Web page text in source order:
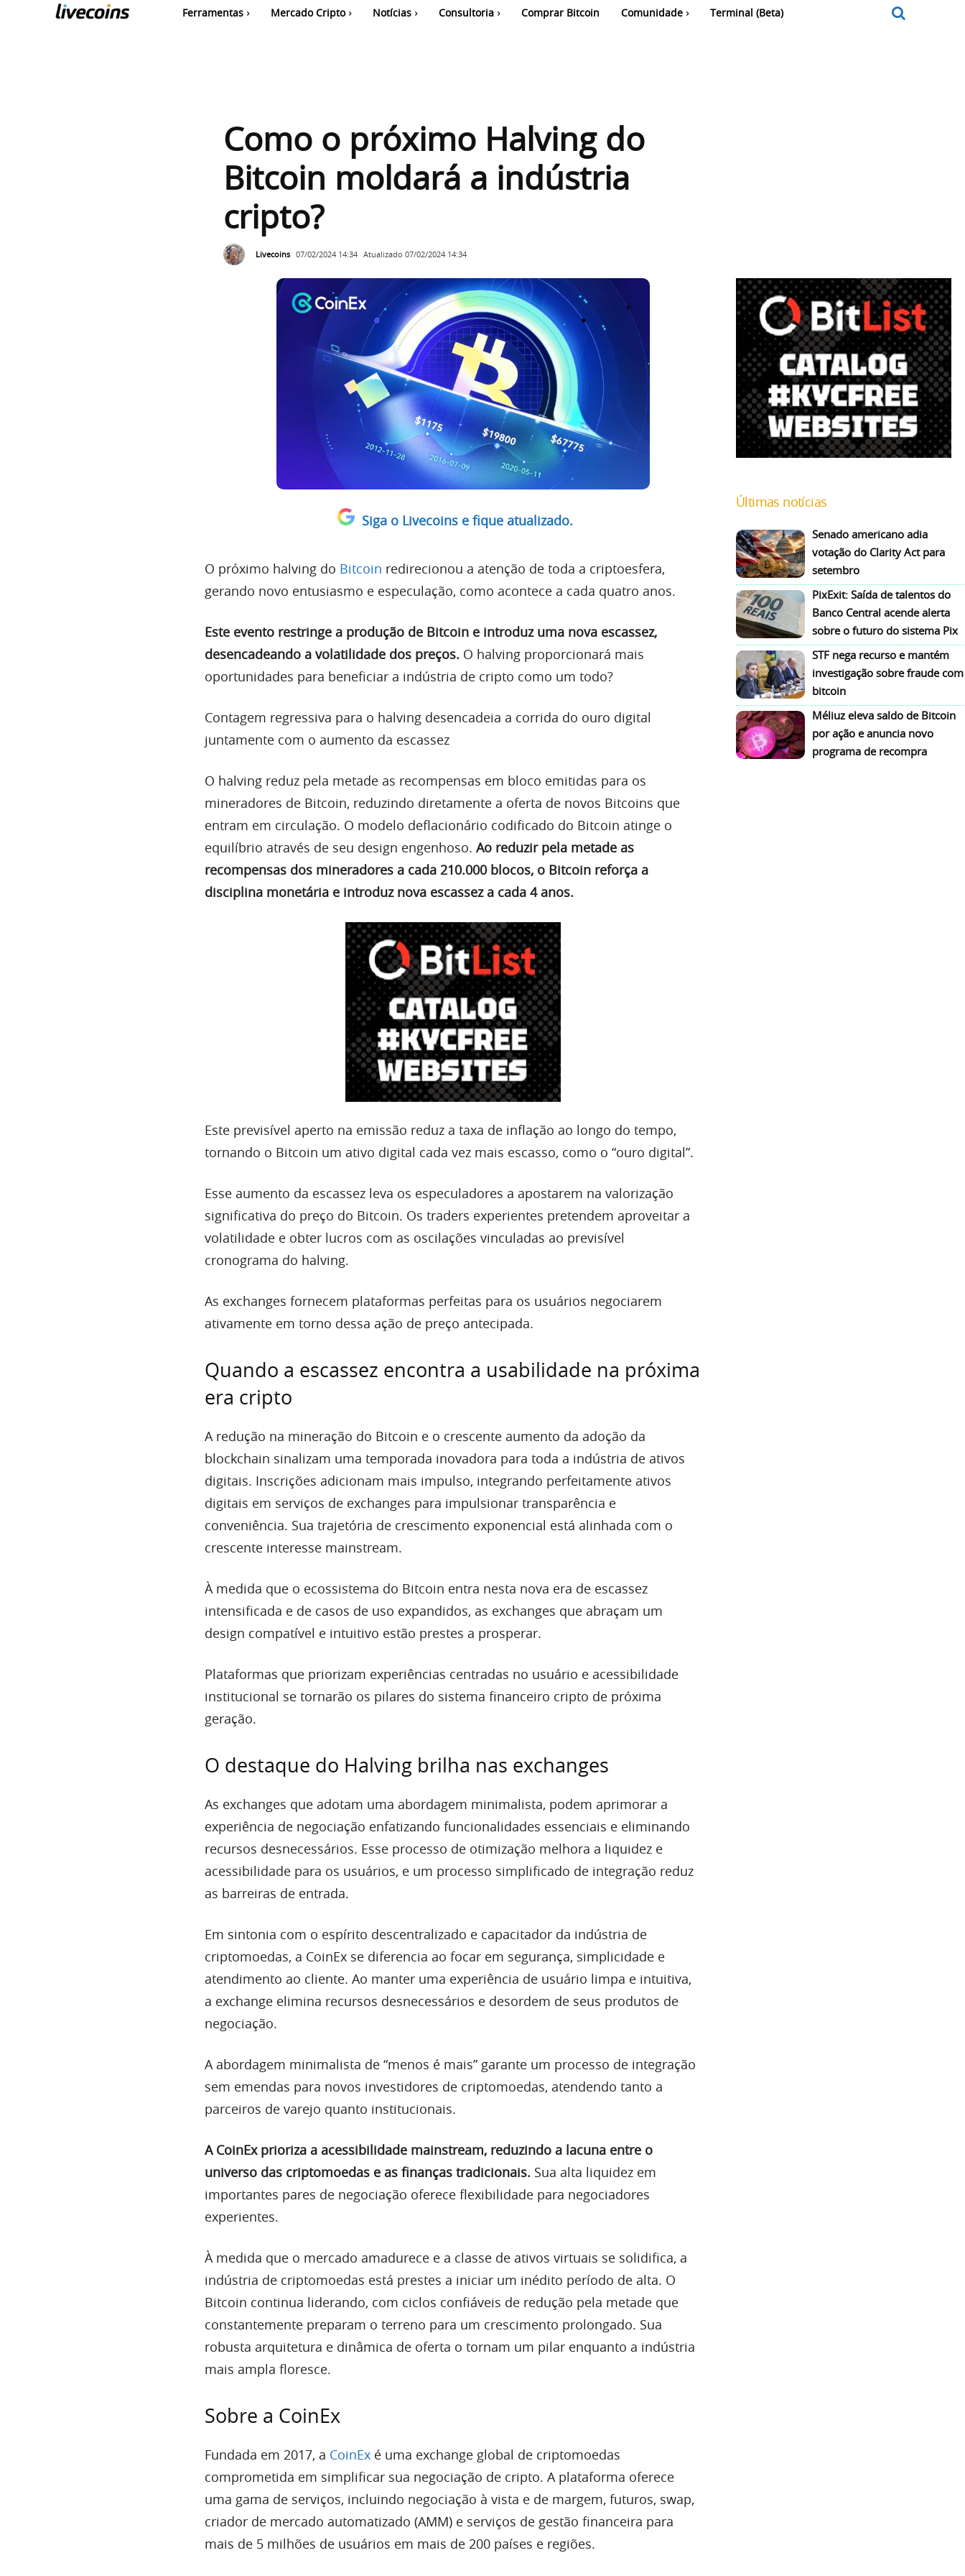
Ferramentas Mercado Cripto Notícias Consultoria Comprar Bitcoin Comunidade Terminal (Beta)
Como o próximo Halving do
Bitcoin moldará a indústria
cripto?
Livecoins 07/02/2024 14:34 Atualizado 07/02/2024 14:34
Siga o Livecoins e fique atualizado.
O próximo halving do Bitcoin redirecionou a atenção de toda a criptoesfera,
gerando novo entusiasmo e especulação, como acontece a cada quatro anos.
Este evento restringe a produção de Bitcoin e introduz uma nova escassez,
desencadeando a volatilidade dos preços. O halving proporcionará mais
oportunidades para beneficiar a indústria de cripto como um todo?
Contagem regressiva para o halving desencadeia a corrida do ouro digital
juntamente com o aumento da escassez
O halving reduz pela metade as recompensas em bloco emitidas para os
mineradores de Bitcoin, reduzindo diretamente a oferta de novos Bitcoins que
entram em circulação. O modelo deflacionário codificado do Bitcoin atinge o
equilíbrio através de seu design engenhoso. Ao reduzir pela metade as
recompensas dos mineradores a cada 210.000 blocos, o Bitcoin reforça a
disciplina monetária e introduz nova escassez a cada 4 anos.
Este previsível aperto na emissão reduz a taxa de inflação ao longo do tempo,
tornando o Bitcoin um ativo digital cada vez mais escasso, como o “ouro digital”.
Esse aumento da escassez leva os especuladores a apostarem na valorização
significativa do preço do Bitcoin. Os traders experientes pretendem aproveitar a
volatilidade e obter lucros com as oscilações vinculadas ao previsível
cronograma do halving.
As exchanges fornecem plataformas perfeitas para os usuários negociarem
ativamente em torno dessa ação de preço antecipada.
Quando a escassez encontra a usabilidade na próxima
era cripto
A redução na mineração do Bitcoin e o crescente aumento da adoção da
blockchain sinalizam uma temporada inovadora para toda a indústria de ativos
digitais. Inscrições adicionam mais impulso, integrando perfeitamente ativos
digitais em serviços de exchanges para impulsionar transparência e
conveniência. Sua trajetória de crescimento exponencial está alinhada com o
crescente interesse mainstream.
À medida que o ecossistema do Bitcoin entra nesta nova era de escassez
intensificada e de casos de uso expandidos, as exchanges que abraçam um
design compatível e intuitivo estão prestes a prosperar.
Plataformas que priorizam experiências centradas no usuário e acessibilidade
institucional se tornarão os pilares do sistema financeiro cripto de próxima
geração.
O destaque do Halving brilha nas exchanges
As exchanges que adotam uma abordagem minimalista, podem aprimorar a
experiência de negociação enfatizando funcionalidades essenciais e eliminando
recursos desnecessários. Esse processo de otimização melhora a liquidez e
acessibilidade para os usuários, e um processo simplificado de integração reduz
as barreiras de entrada.
Em sintonia com o espírito descentralizado e capacitador da indústria de
criptomoedas, a CoinEx se diferencia ao focar em segurança, simplicidade e
atendimento ao cliente. Ao manter uma experiência de usuário limpa e intuitiva,
a exchange elimina recursos desnecessários e desordem de seus produtos de
negociação.
A abordagem minimalista de “menos é mais” garante um processo de integração
sem emendas para novos investidores de criptomoedas, atendendo tanto a
parceiros de varejo quanto institucionais.
A CoinEx prioriza a acessibilidade mainstream, reduzindo a lacuna entre o
universo das criptomoedas e as finanças tradicionais. Sua alta liquidez em
importantes pares de negociação oferece flexibilidade para negociadores
experientes.
À medida que o mercado amadurece e a classe de ativos virtuais se solidifica, a
indústria de criptomoedas está prestes a iniciar um inédito período de alta. O
Bitcoin continua liderando, com ciclos confiáveis de redução pela metade que
constantemente preparam o terreno para um crescimento prolongado. Sua
robusta arquitetura e dinâmica de oferta o tornam um pilar enquanto a indústria
mais ampla floresce.
Sobre a CoinEx
Fundada em 2017, a CoinEx é uma exchange global de criptomoedas
comprometida em simplificar sua negociação de cripto. A plataforma oferece
uma gama de serviços, incluindo negociação à vista e de margem, futuros, swap,
criador de mercado automatizado (AMM) e serviços de gestão financeira para
mais de 5 milhões de usuários em mais de 200 países e regiões.
Últimas notícias
Senado americano adia
votação do Clarity Act para
setembro
PixExit: Saída de talentos do
Banco Central acende alerta
sobre o futuro do sistema Pix
STF nega recurso e mantém
investigação sobre fraude com
bitcoin
Méliuz eleva saldo de Bitcoin
por ação e anuncia novo
programa de recompra